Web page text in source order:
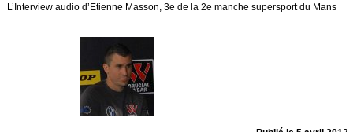
L’Interview audio d’Etienne Masson, 3e de la 2e manche supersport du Mans